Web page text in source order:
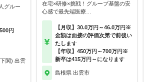
グルー
円
関) 出雲
在宅×研修×挑戦！グループ基盤の安
心感で最先端医療…
【月収】30.0万円～46.0万円※
金額は面接の評価次第で前後い
たします
【年収】450万円～700万円※
新卒は415万円～になります
島根県 出雲市